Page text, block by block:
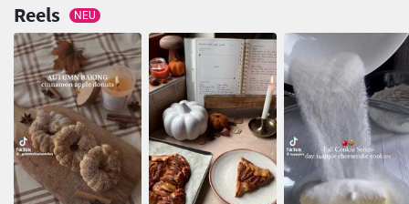
Reels NEU